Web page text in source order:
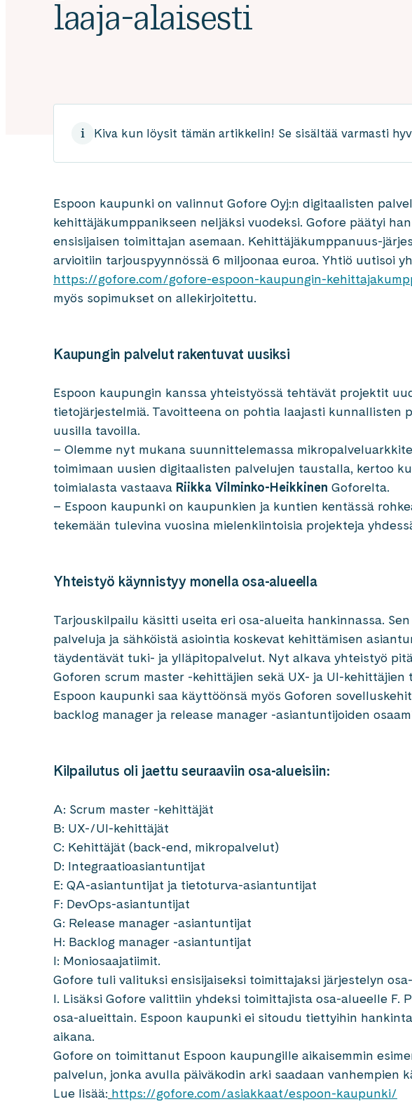
laaja-alaisesti
Kiva kun löysit tämän artikkelin! Se sisältää varmasti
Espoon kaupunki on valinnut Gofore Oyj:n digitaalisten
kehittäjäkumppanikseen neljäksi vuodeksi. Gofore päätyi
ensisijaisen toimittajan asemaan. Kehittäjäkumppanuus-
arvioitiin tarjouspyynnössä 6 miljoonaa euroa. Yhtiö uutisoi
https://gofore.com/gofore-espoon-kaupungin-
myös sopimukset on allekirjoitettu.
Kaupungin palvelut rakentuvat uusiksi
Espoon kaupungin kanssa yhteistyössä tehtävät projektit
tietojärjestelmiä. Tavoitteena on pohtia laajasti kunnallisten
uusilla tavoilla.
– Olemme nyt mukana suunnittelemassa
toimimaan uusien digitaalisten palvelujen taustalla, kertoo
toimialasta vastaava Riikka Vilminko-Heikkinen Goforelta.
– Espoon kaupunki on kaupunkien ja kuntien kentässä
tekemään tulevina vuosina mielenkiintoisia projekteja
Yhteistyö käynnistyy monella osa-alueella
Tarjouskilpailu käsitti useita eri osa-alueita hankinnassa.
palveluja ja sähköistä asiointia koskevat kehittämisen
täydentävät tuki- ja ylläpitopalvelut. Nyt alkava yhteistyö
Goforen scrum master -kehittäjien sekä UX- ja UI-kehittäjien
Espoon kaupunki saa käyttöönsä myös Goforen
backlog manager ja release manager -asiantuntijoiden
Kilpailutus oli jaettu seuraaviin osa-alueisiin:
A: Scrum master -kehittäjät
B: UX-/UI-kehittäjät
C: Kehittäjät (back-end, mikropalvelut)
D: Integraatioasiantuntijat
E: QA-asiantuntijat ja tietoturva-asiantuntijat
F: DevOps-asiantuntijat
G: Release manager -asiantuntijat
H: Backlog manager -asiantuntijat
I: Moniosaajatiimit.
Gofore tuli valituksi ensisijaiseksi toimittajaksi järjestelyn
I. Lisäksi Gofore valittiin yhdeksi toimittajista osa-alueelle F.
osa-alueittain. Espoon kaupunki ei sitoudu tiettyihin
aikana.
Gofore on toimittanut Espoon kaupungille aikaisemmin
palvelun, jonka avulla päiväkodin arki saadaan vanhempien
Lue lisää: https://gofore.com/asiakkaat/espoon-kaupunki/